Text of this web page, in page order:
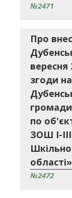
№2471
Про
згоди
громади
по
ЗОШ І-
№2472